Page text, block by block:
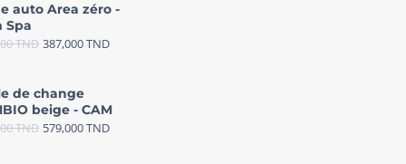
auto Area zéro -
Spa
TND 387,000TND
de change
beige - CAM
TND 579,000TND